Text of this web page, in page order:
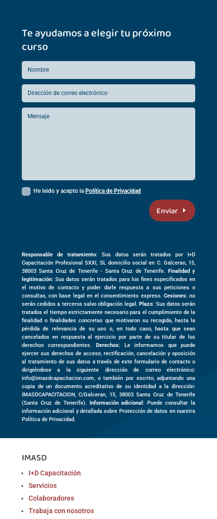
Te ayudamos a elegir tu próximo
curso
He leido y acepto laPolítica de Privacidad
Enviar
Responsable de tratamiento: Sus datos serán tratados por I+D
Capacitación Profesional SXXI, SL domicilio social en C. Galceran, 15,
38003Santa Cruz de Tenerife - Santa Cruz de Tenerife. Finalidad y
legitimación: Sus datos serán tratados para los fines especificados en
el motivo de contacto y poder darle respuesta a sus peticiones o
consultas, con base legal en el consentimiento expreso. Cesiones: no
serán cedidos a terceros salvo obligación legal.Plazo: Sus datos serán
tratados el tiempo estrictamente necesario para el cumplimiento de la
finalidad o finalidades concretas que motivaron su recogida, hasta la
pérdida de relevancia de su uso o, en todo caso, hasta que sean
cancelados en respuesta al ejercicio por parte de su titular de los
derechos correspondientes. Derechos: Le informamos que puede
ejercer sus derechos de acceso, rectificación, cancelación y oposición
al tratamiento de sus datos a través de este formulario de contacto o
dirigiéndose a la siguiente dirección de correo electrónico:
info@imasdcapacitacion.com, o también por escrito, adjuntando una
copia de un documento acreditativo de su identidad a la dirección:
IMASDCAPACITACION,C/Galceran, 15, 38003Santa Cruz de Tenerife
(Santa Cruz de Tenerife).Información adicional: Puede consultar la
información adicional y detallada sobre Protección de datos en nuestra
Política de Privacidad.
IMASD
I+D Capacitación
Servicios
Colaboradores
Trabaja con nosotros